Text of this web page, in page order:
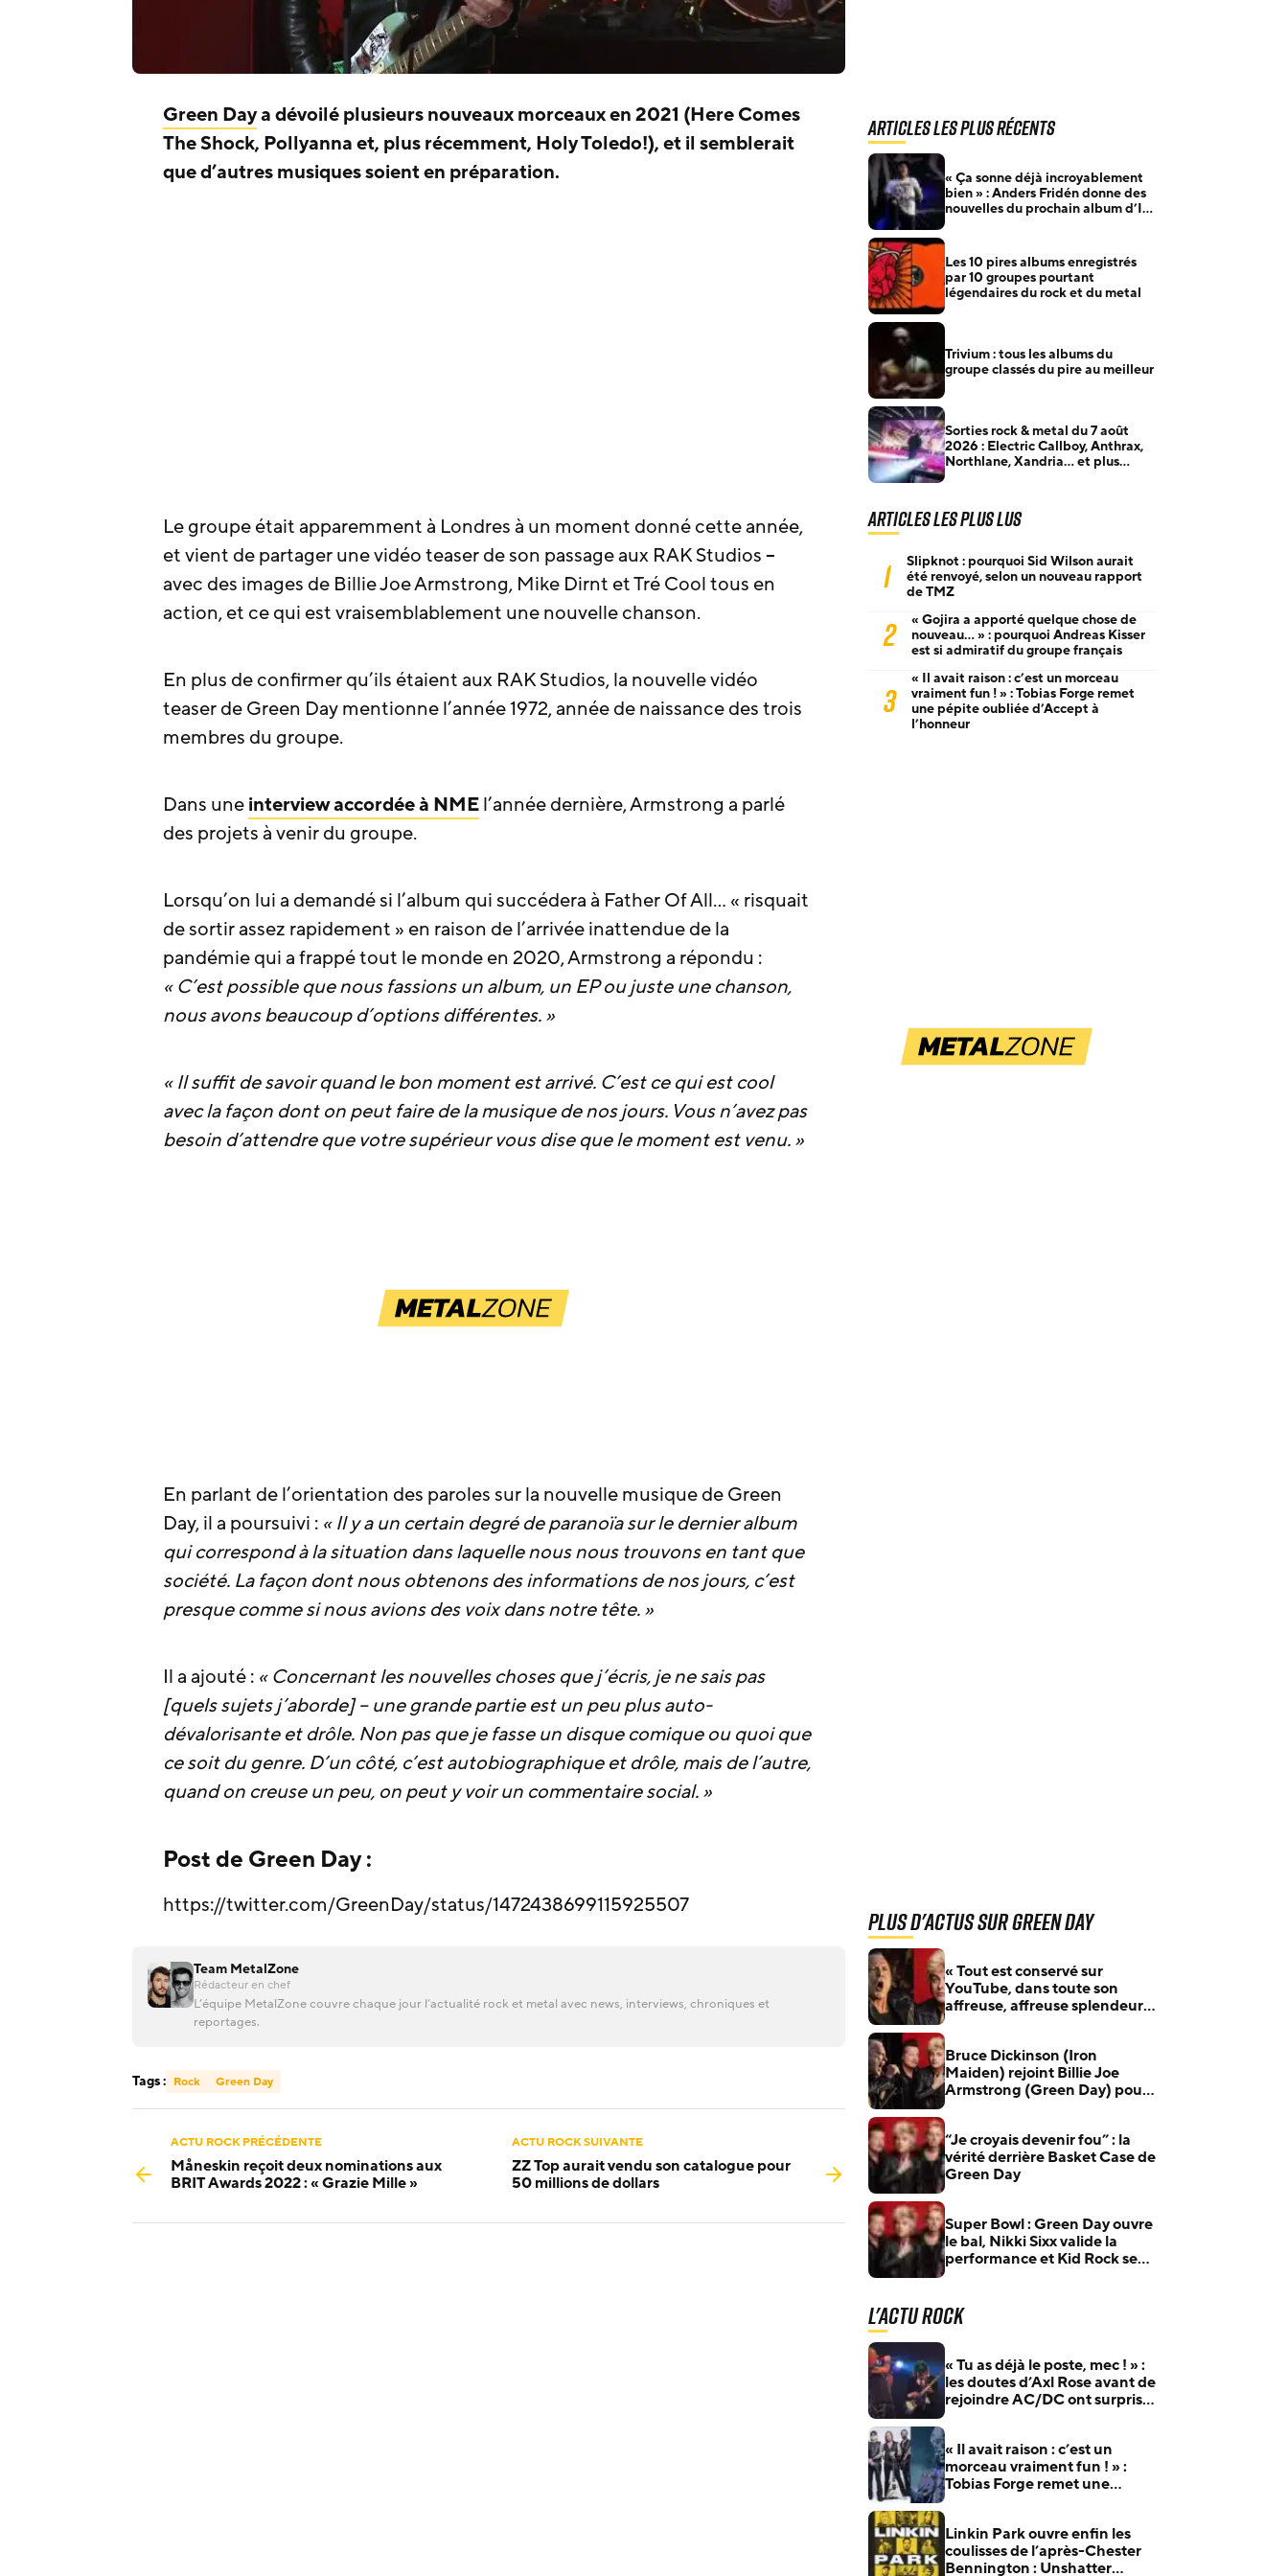
Green Daya dévoilé plusieurs nouveaux morceaux en 2021 (Here Comes
The Shock, Pollyanna et, plus récemment, Holy Toledo!), et il semblerait
que d’autres musiques soient en préparation.
Le groupe était apparemment à Londres à un moment donné cette année,
et vient de partager une vidéo teaser de son passage aux RAK Studios –
avec des images de Billie Joe Armstrong, Mike Dirnt et Tré Cool tous en
action, et ce qui est vraisemblablement une nouvelle chanson.
En plus de confirmer qu’ils étaient aux RAK Studios, la nouvelle vidéo
teaser de Green Day mentionne l’année 1972, année de naissance des trois
membres du groupe.
Dans uneinterview accordée à NMEl’année dernière, Armstrong a parlé
des projets à venir du groupe.
Lorsqu’on lui a demandé si l’album qui succédera à Father Of All… « risquait
de sortir assez rapidement » en raison de l’arrivée inattendue de la
pandémie qui a frappé tout le monde en 2020, Armstrong a répondu :
« C’est possible que nous fassions un album, un EP ou juste une chanson,
nous avons beaucoup d’options différentes. »
« Il suffit de savoir quand le bon moment est arrivé. C’est ce qui est cool
avec la façon dont on peut faire de la musique de nos jours. Vous n’avez pas
besoin d’attendre que votre supérieur vous dise que le moment est venu. »
En parlant de l’orientation des paroles sur la nouvelle musique de Green
Day, il a poursuivi : « Il y a un certain degré de paranoïa sur le dernier album
qui correspond à la situation dans laquelle nous nous trouvons en tant que
société. La façon dont nous obtenons des informations de nos jours, c’est
presque comme si nous avions des voix dans notre tête. »
Il a ajouté : « Concernant les nouvelles choses que j’écris, je ne sais pas
[quels sujets j’aborde] – une grande partie est un peu plus auto-
dévalorisante et drôle. Non pas que je fasse un disque comique ou quoi que
ce soit du genre. D’un côté, c’est autobiographique et drôle, mais de l’autre,
quand on creuse un peu, on peut y voir un commentaire social. »
Post de Green Day :
https://twitter.com/GreenDay/status/1472438699115925507
Team MetalZone
Rédacteur en chef
L’équipe MetalZone couvre chaque jour l’actualité rock et metal avec news, interviews, chroniques et
reportages.
Tags : Rock Green Day
ACTU ROCK PRÉCÉDENTE
Måneskin reçoit deux nominations aux
BRIT Awards 2022 : « Grazie Mille »
ACTU ROCK SUIVANTE
ZZ Top aurait vendu son catalogue pour
50 millions de dollars
Articles les plus récents
« Ça sonne déjà incroyablement
bien » : Anders Fridén donne des
nouvelles du prochain album d’In
Les 10 pires albums enregistrés
par 10 groupes pourtant
légendaires du rock et du metal
Trivium : tous les albums du
groupe classés du pire au meilleur
Sorties rock & metal du 7 août
2026 : Electric Callboy, Anthrax,
Northlane, Xandria… et plus
Articles les plus lus
1
Slipknot : pourquoi Sid Wilson aurait
été renvoyé, selon un nouveau rapport
de TMZ
2
« Gojira a apporté quelque chose de
nouveau… » : pourquoi Andreas Kisser
est si admiratif du groupe français
3
« Il avait raison : c’est un morceau
vraiment fun ! » : Tobias Forge remet
une pépite oubliée d’Accept à
l’honneur
Plus d'actus sur Green Day
« Tout est conservé sur
YouTube, dans toute son
affreuse, affreuse splendeur »
avec Billie Joe Armstrong
(Green Day)
Bruce Dickinson (Iron
Maiden) rejoint Billie Joe
Armstrong (Green Day) pour
“Je croyais devenir fou” : la
vérité derrière Basket Case de
Green Day
Super Bowl : Green Day ouvre
le bal, Nikki Sixx valide la
performance et Kid Rock se
L'actu Rock
« Tu as déjà le poste, mec ! » :
les doutes d’Axl Rose avant de
rejoindre AC/DC ont surpris
« Il avait raison : c’est un
morceau vraiment fun ! » :
Tobias Forge remet une
Linkin Park ouvre enfin les
coulisses de l’après-Chester
Bennington : Unshatter